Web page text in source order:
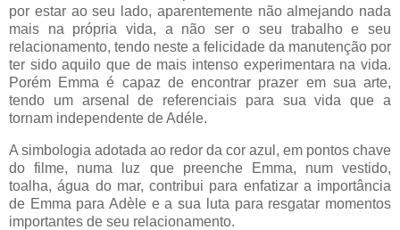
por estar ao seu lado, aparentemente não almejando nada
mais na própria vida, a não ser o seu trabalho e seu
relacionamento, tendo neste a felicidade da manutenção por
ter sido aquilo que de mais intenso experimentara na vida.
Porém Emma é capaz de encontrar prazer em sua arte,
tendo um arsenal de referenciais para sua vida que a
tornam independente de Adéle.
A simbologia adotada ao redor da cor azul, em pontos chave
do filme, numa luz que preenche Emma, num vestido,
toalha, água do mar, contribui para enfatizar a importância
de Emma para Adèle e a sua luta para resgatar momentos
importantes de seu relacionamento.